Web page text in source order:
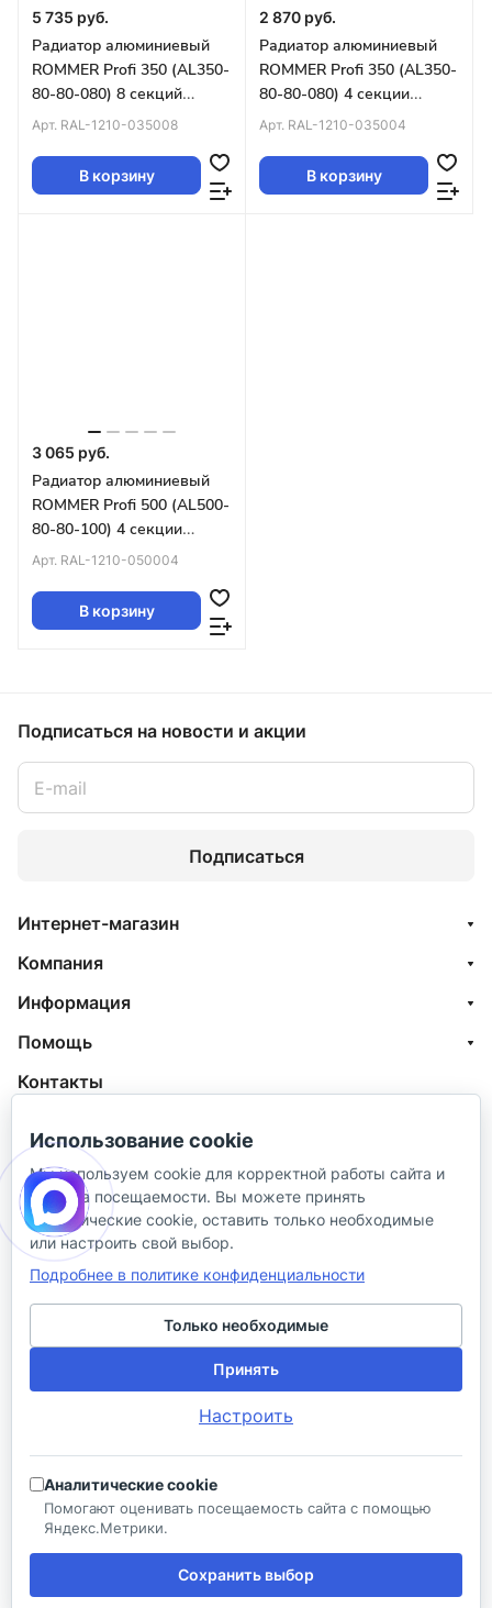
5 735 руб.
Радиатор алюминиевый
ROMMER Profi 350 (AL350-
80-80-080) 8 секций
(RAL9016)
Арт. RAL-1210-035008
В корзину
2 870 руб.
Радиатор алюминиевый
ROMMER Profi 350 (AL350-
80-80-080) 4 секции
(RAL9016) 86620
Арт. RAL-1210-035004
В корзину
3 065 руб.
Радиатор алюминиевый
ROMMER Profi 500 (AL500-
80-80-100) 4 секции
(RAL9016)
Арт. RAL-1210-050004
В корзину
Подписаться на новости и акции
Подписаться
Интернет-магазин
Компания
Информация
Помощь
Контакты
info@aquatehnik.com
г. Краснодар (Центр),
ул. Чкалова, 167
© 2026 ИП Сибирцев И. В.
Разработано в
Использование cookie
Мы используем cookie для корректной работы сайта и
анализа посещаемости. Вы можете принять
аналитические cookie, оставить только необходимые
или настроить свой выбор.
Подробнее в политике конфиденциальности
Только необходимые
Принять
Настроить
Аналитические cookie
Помогают оценивать посещаемость сайта с помощью
Яндекс.Метрики.
Сохранить выбор